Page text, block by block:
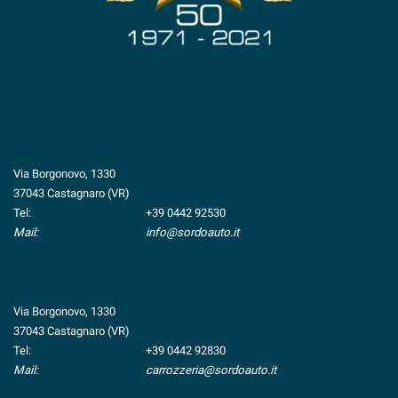
Via Borgonovo, 1330
37043 Castagnaro (VR)
Tel:
+39 0442 92530
Mail:
info@sordoauto.it
Via Borgonovo, 1330
37043 Castagnaro (VR)
Tel:
+39 0442 92830
Mail:
carrozzeria@sordoauto.it